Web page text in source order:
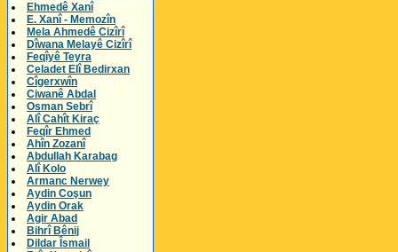
Ehmedê Xanî
E. Xanî - Memozîn
Mela Ahmedê Cizîrî
Dîwana Melayê Cizîrî
Feqîyê Teyra
Celadet Elî Bedirxan
Cîgerxwîn
Ciwanê Abdal
Osman Sebrî
Alî Cahît Kiraç
Feqîr Ehmed
Ahîn Zozanî
Abdullah Karabag
Alî Kolo
Armanc Nerwey
Aydin Coşun
Aydin Orak
Agir Abad
Bihrî Bênij
Dildar Îsmail